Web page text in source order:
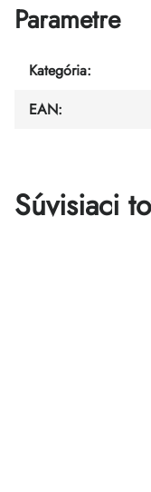
Parametre
Kategória:
EAN:
Súvisiaci